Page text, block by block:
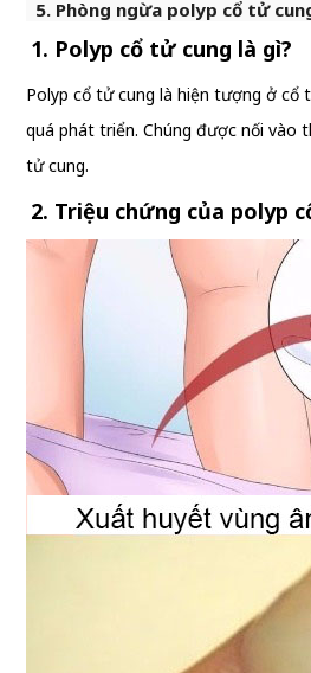
5. Phòng ngừa polyp cổ tử
1. Polyp cổ tử cung là gì?
Polyp cổ tử cung là hiện tượng ở cổ
quá phát triển. Chúng được nối vào
tử cung.
2. Triệu chứng của polyp